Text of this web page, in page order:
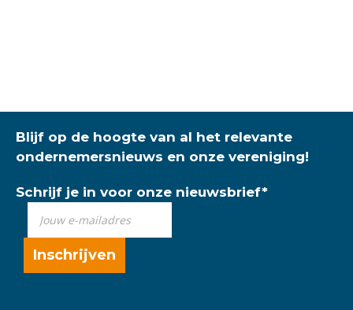
Blijf op de hoogte van al het relevante
ondernemersnieuws en onze vereniging!
Schrijf je in voor onze nieuwsbrief*